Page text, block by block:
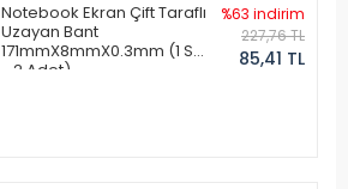
Notebook Ekran Çift Taraflı
Uzayan Bant
171mmX8mmX0.3mm (1 Set
- 2 Adet)
%63 indirim
227,76 TL
85,41 TL